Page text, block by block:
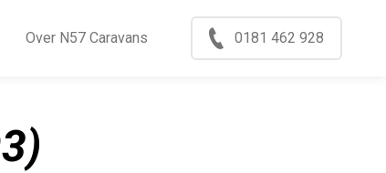
Over N57 Caravans 0181 462 928